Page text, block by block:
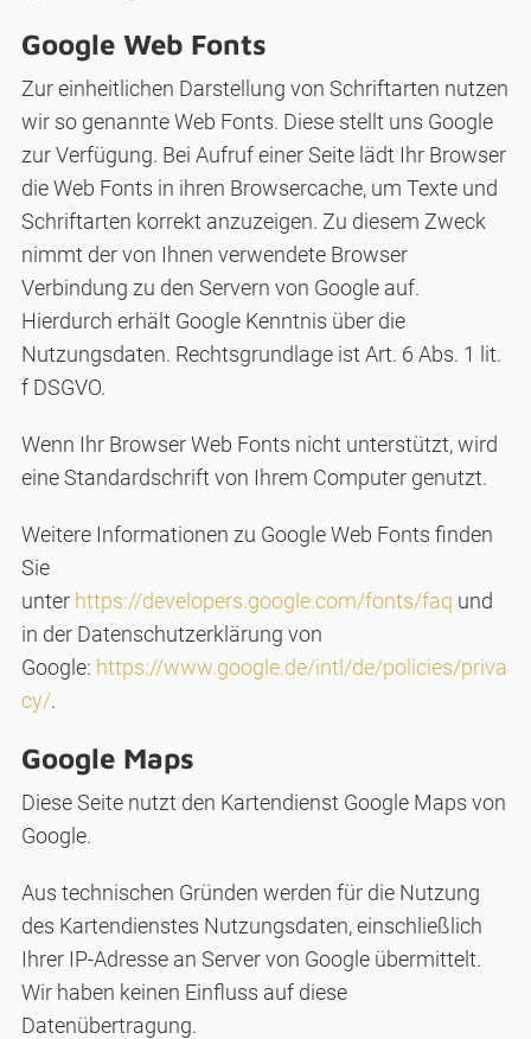
Google Web Fonts
Zur einheitlichen Darstellung von Schriftarten nutzen
wir so genannte Web Fonts. Diese stellt uns Google
zur Verfügung. Bei Aufruf einer Seite lädt Ihr Browser
die Web Fonts in ihren Browsercache, um Texte und
Schriftarten korrekt anzuzeigen. Zu diesem Zweck
nimmt der von Ihnen verwendete Browser
Verbindung zu den Servern von Google auf.
Hierdurch erhält Google Kenntnis über die
Nutzungsdaten. Rechtsgrundlage ist Art. 6 Abs. 1 lit.
f DSGVO.
Wenn Ihr Browser Web Fonts nicht unterstützt, wird
eine Standardschrift von Ihrem Computer genutzt.
Weitere Informationen zu Google Web Fonts finden
Sie
unter https://developers.google.com/fonts/faq und
in der Datenschutzerklärung von
Google: https://www.google.de/intl/de/policies/priva
cy/.
Google Maps
Diese Seite nutzt den Kartendienst Google Maps von
Google.
Aus technischen Gründen werden für die Nutzung
des Kartendienstes Nutzungsdaten, einschließlich
Ihrer IP-Adresse an Server von Google übermittelt.
Wir haben keinen Einfluss auf diese
Datenübertragung.